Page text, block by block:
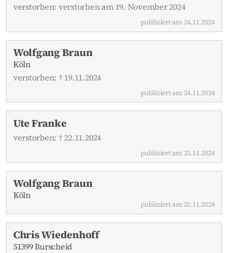
verstorben: verstorben am 19. November 2024
publiziert am 24.11.2024
Wolfgang Braun
Köln
verstorben: † 19.11.2024
publiziert am 24.11.2024
Ute Franke
verstorben: † 22.11.2024
publiziert am 23.11.2024
Wolfgang Braun
Köln
publiziert am 22.11.2024
Chris Wiedenhoff
51399 Burscheid